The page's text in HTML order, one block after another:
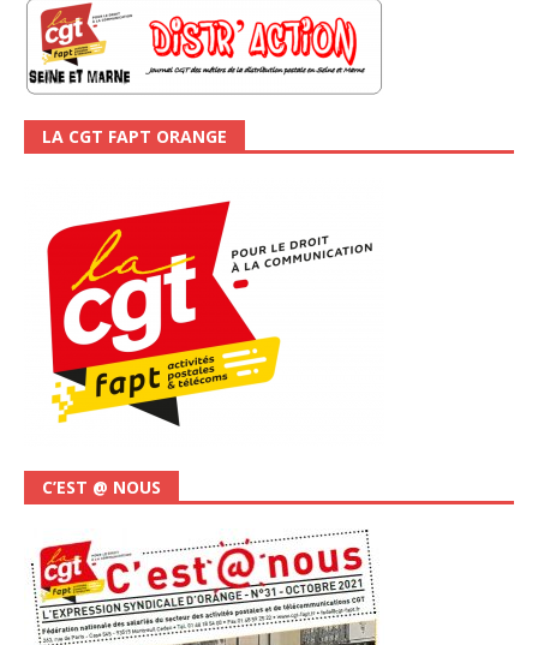
LA CGT FAPT ORANGE
C’EST @ NOUS